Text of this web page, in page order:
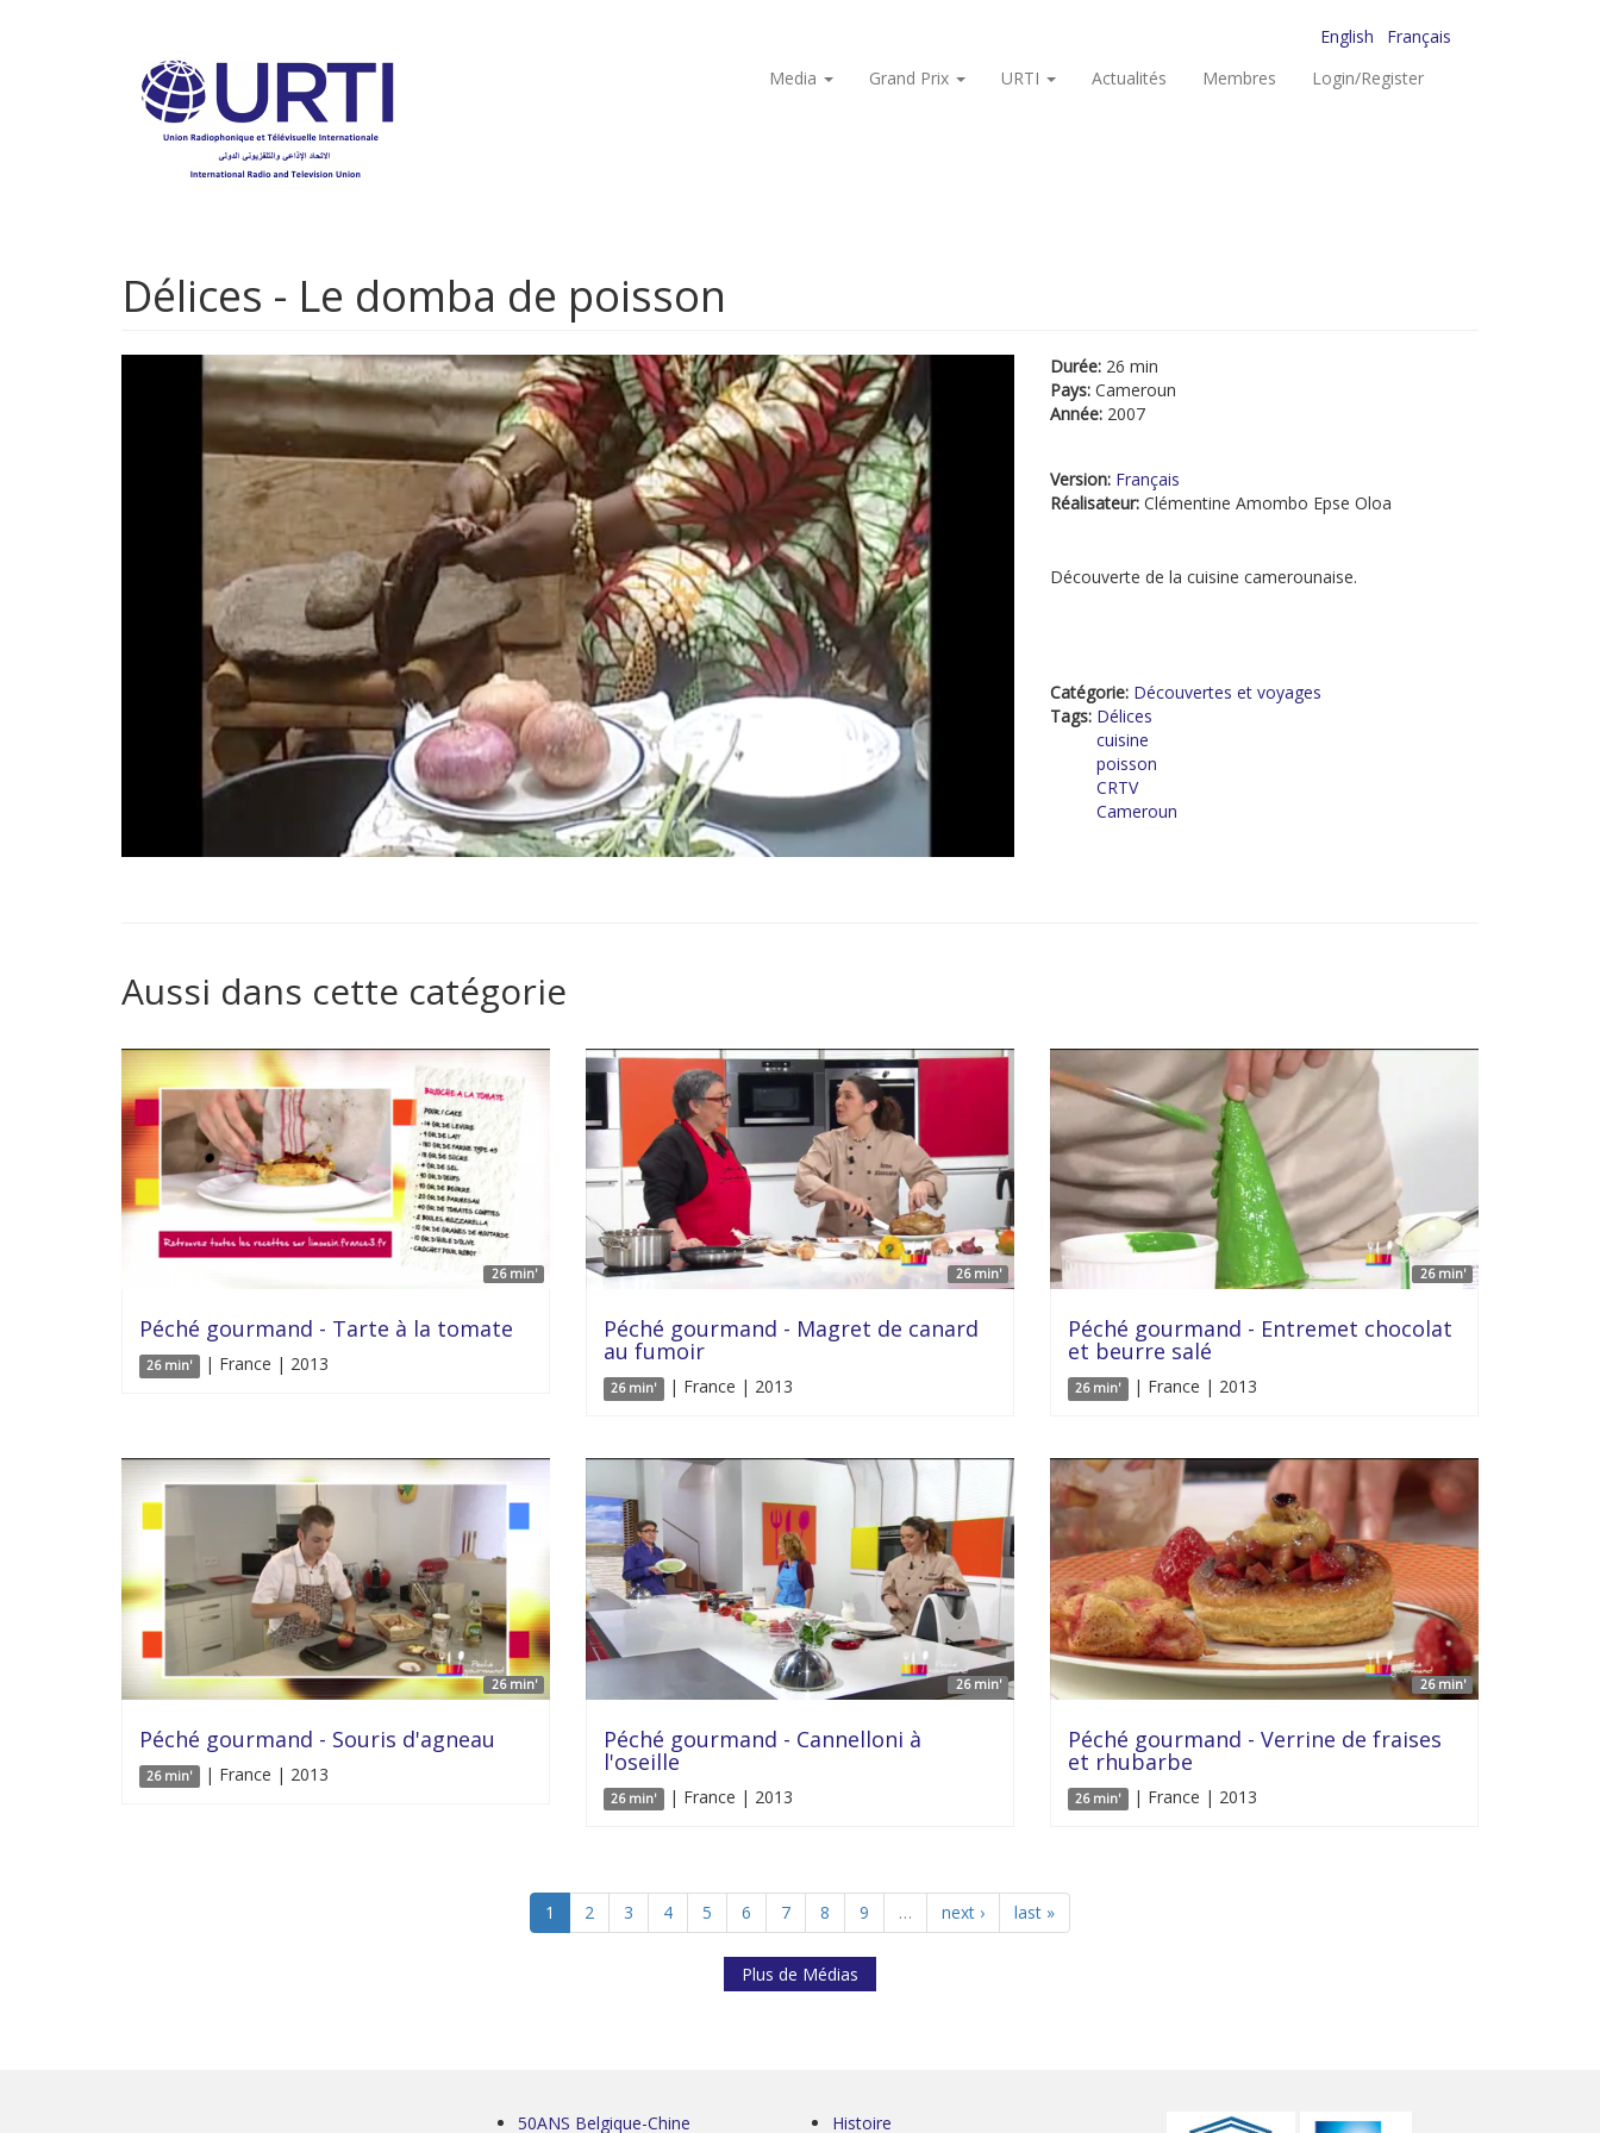
English
Français
Media
Grand Prix URTI Actualités Membres Login/Register
Délices - Le domba de poisson
Durée: 26 min
Pays: Cameroun
Année: 2007
Version: Français
Réalisateur: Clémentine Amombo Epse Oloa
Découverte de la cuisine camerounaise.
Catégorie: Découvertes et voyages
Tags: Délices
cuisine
poisson
CRTV
Cameroun
Aussi dans cette catégorie
26 min'
Péché gourmand - Tarte à la tomate
26 min' | France | 2013
26 min'
Péché gourmand - Magret de canard
au fumoir
26 min' | France | 2013
26 min'
Péché gourmand - Entremet chocolat
et beurre salé
26 min' | France | 2013
26 min'
Péché gourmand - Souris d'agneau
26 min' | France | 2013
26 min'
Péché gourmand - Cannelloni à
l'oseille
26 min' | France | 2013
26 min'
Péché gourmand - Verrine de fraises
et rhubarbe
26 min' | France | 2013
1 2 3 4 5 6 7 8 9 … next › last »
Plus de Médias
50ANS Belgique-Chine Histoire